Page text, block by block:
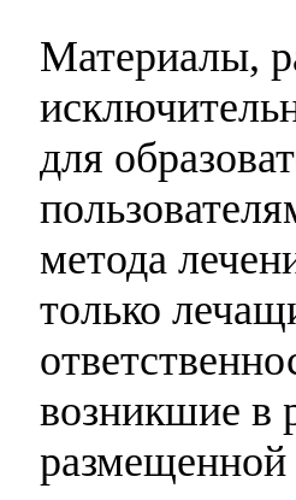
Материалы,
для
метода
только
возникшие в
размещенной